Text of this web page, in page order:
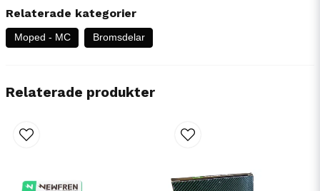
Relaterade kategorier
Moped - MC Bromsdelar
Relaterade produkter